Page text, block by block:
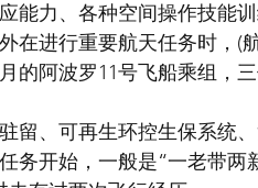
力、各种空间操作技能
在进行重要航天任务时，(
的阿波罗11号飞船乘组，
、可再生环控生保系统
务开始，一般是“一老带两